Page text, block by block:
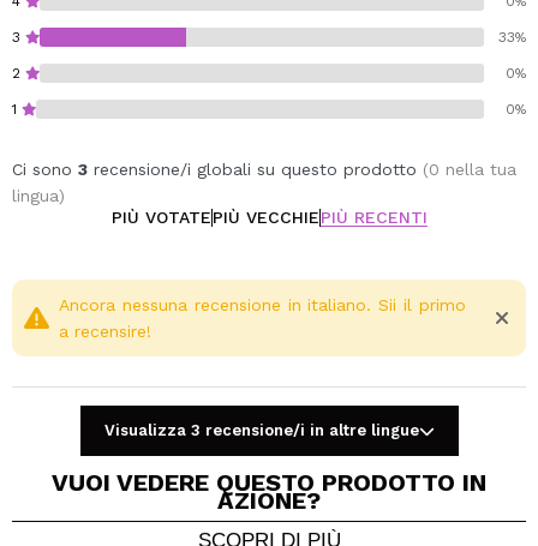
3 33%
2 0%
1 0%
Ci sono 3 recensione/i globali su questo prodotto (0 nella tua
lingua)
PIÙ VOTATEPIÙ VECCHIEPIÙ RECENTI
Ancora nessuna recensione in italiano. Sii il primo
a recensire!
Visualizza 3 recensione/i in altre lingue
VUOI VEDERE QUESTO PRODOTTO IN
AZIONE?
SCOPRI DI PIÙ